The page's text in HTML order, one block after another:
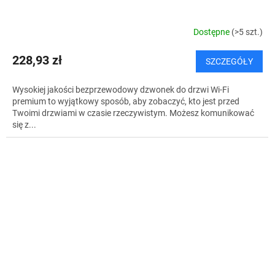
Dostępne (>5 szt.)
228,93 zł SZCZEGÓŁY
Wysokiej jakości bezprzewodowy dzwonek do drzwi Wi-Fi
premium to wyjątkowy sposób, aby zobaczyć, kto jest przed
Twoimi drzwiami w czasie rzeczywistym. Możesz komunikować
się z...